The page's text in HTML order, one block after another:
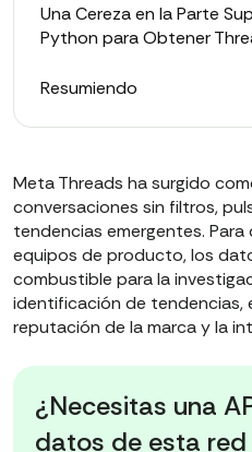
Una Cereza en la Parte
Python para Obtener
Resumiendo
Meta Threads ha surgido
conversaciones sin filtros,
tendencias emergentes.
equipos de producto, los
combustible para la
identificación de tendencias,
reputación de la marca y la
¿Necesitas una
datos de esta red